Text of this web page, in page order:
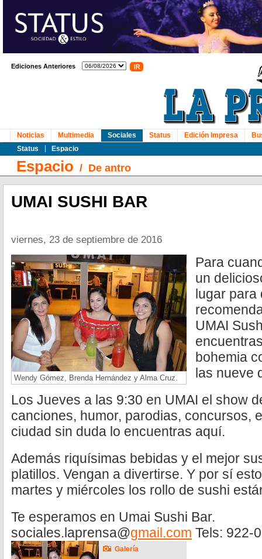
Ediciones Anteriores
Noticias Multimedia
Sociales
Status
Espacio
Status Edición Impresa
Espacio / De antro
UMAI SUSHI BAR
viernes, 23 de septiembre de 2016
Wendy Gómez, Brenda Hernández y Alma Cruz.
Para
un
lugar para
UMAI
bohemia
las nueve
Los Jueves a las 9:30 en UMAI el show
canciones, humor, parodias, concursos,
ciudad sin duda lo encuentras aquí.
Además riquísimas bebidas y el mejor
platillos. Vengan a divertirse. Y por sí
martes y miércoles los rollo de sushi
Te esperamos en Umai Sushi Bar.
sociales.laprensa@gmail.com Tels: 922-
Galería